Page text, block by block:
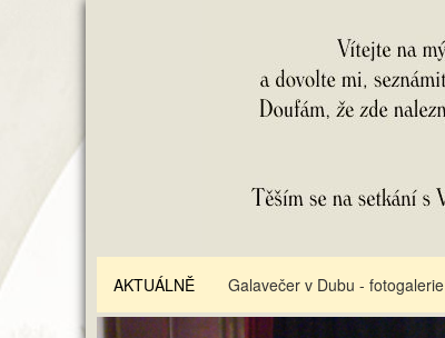
AKTUÁLNĚ Galavečer v Dubu - fotogalerie